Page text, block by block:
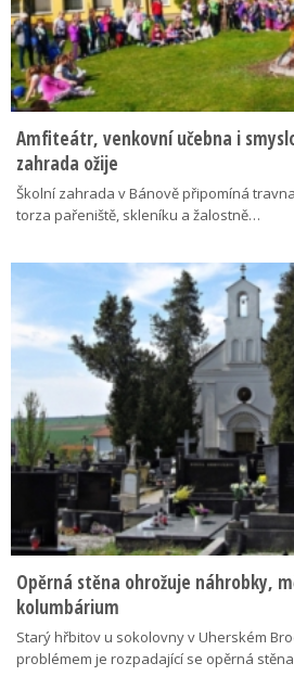
Amfiteátr, venkovní učebna i
zahrada ožije
Školní zahrada v Bánově připomíná
torza pařeniště, skleníku a žalostně…
Opěrná stěna ohrožuje náhrobky,
kolumbárium
Starý hřbitov u sokolovny v Uherském
problémem je rozpadající se opěrná